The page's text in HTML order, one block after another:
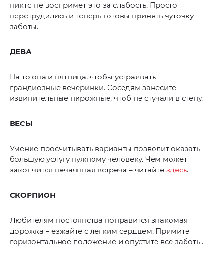
никто не воспримет это за слабость. Просто
перетрудились и теперь готовы принять чуточку
заботы.
ДЕВА
На то она и пятница, чтобы устраивать
грандиозные вечеринки. Соседям занесите
извинительные пирожные, чтоб не стучали в стену.
ВЕСЫ
Умение просчитывать варианты позволит оказать
большую услугу нужному человеку. Чем может
закончится нечаянная встреча – читайте здесь.
СКОРПИОН
Любителям постоянства понравится знакомая
дорожка – езжайте с легким сердцем. Примите
горизонтальное положение и опустите все заботы.